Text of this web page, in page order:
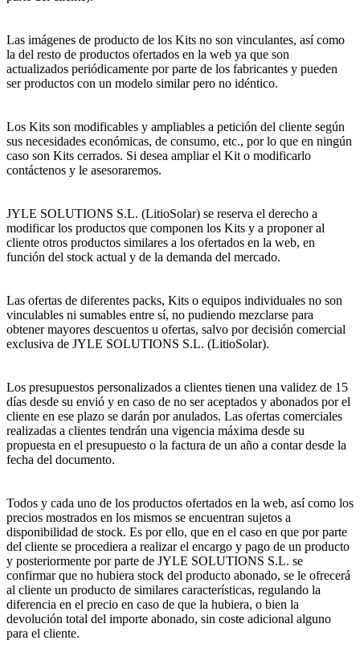
Las imágenes de producto de los Kits no son vinculantes, así como
la del resto de productos ofertados en la web ya que son
actualizados periódicamente por parte de los fabricantes y pueden
ser productos con un modelo similar pero no idéntico.
Los Kits son modificables y ampliables a petición del cliente según
sus necesidades económicas, de consumo, etc., por lo que en ningún
caso son Kits cerrados. Si desea ampliar el Kit o modificarlo
contáctenos y le asesoraremos.
JYLE SOLUTIONS S.L. (LitioSolar) se reserva el derecho a
modificar los productos que componen los Kits y a proponer al
cliente otros productos similares a los ofertados en la web, en
función del stock actual y de la demanda del mercado.
Las ofertas de diferentes packs, Kits o equipos individuales no son
vinculables ni sumables entre sí, no pudiendo mezclarse para
obtener mayores descuentos u ofertas, salvo por decisión comercial
exclusiva de JYLE SOLUTIONS S.L. (LitioSolar).
Los presupuestos personalizados a clientes tienen una validez de 15
días desde su envió y en caso de no ser aceptados y abonados por el
cliente en ese plazo se darán por anulados. Las ofertas comerciales
realizadas a clientes tendrán una vigencia máxima desde su
propuesta en el presupuesto o la factura de un año a contar desde la
fecha del documento.
Todos y cada uno de los productos ofertados en la web, así como los
precios mostrados en los mismos se encuentran sujetos a
disponibilidad de stock. Es por ello, que en el caso en que por parte
del cliente se procediera a realizar el encargo y pago de un producto
y posteriormente por parte de JYLE SOLUTIONS S.L. se
confirmar que no hubiera stock del producto abonado, se le ofrecerá
al cliente un producto de similares características, regulando la
diferencia en el precio en caso de que la hubiera, o bien la
devolución total del importe abonado, sin coste adicional alguno
para el cliente.